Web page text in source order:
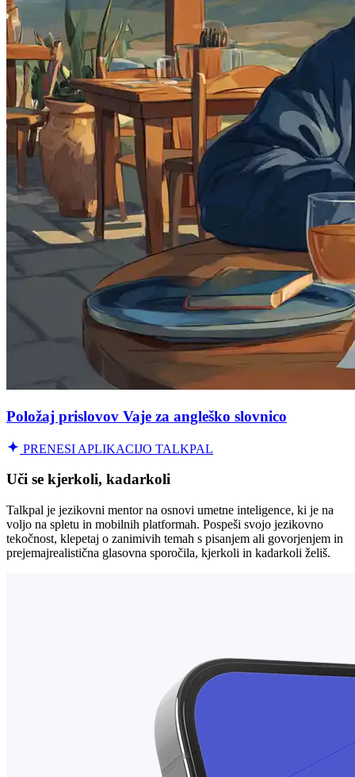
Položaj prislovov Vaje za angleško slovnico
PRENESI APLIKACIJO TALKPAL
Uči se kjerkoli, kadarkoli
Talkpal je jezikovni mentor na osnovi umetne inteligence, ki je na
voljo na spletu in mobilnih platformah. Pospeši svojo jezikovno
tekočnost, klepetaj o zanimivih temah s pisanjem ali govorjenjem in
prejemajrealistična glasovna sporočila, kjerkoli in kadarkoli želiš.